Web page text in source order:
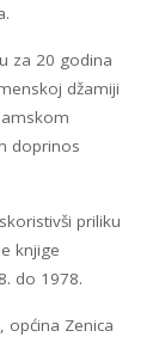
za 20 godina
džamiji
doprinos
priliku
knjige
do 1978.
općina Zenica